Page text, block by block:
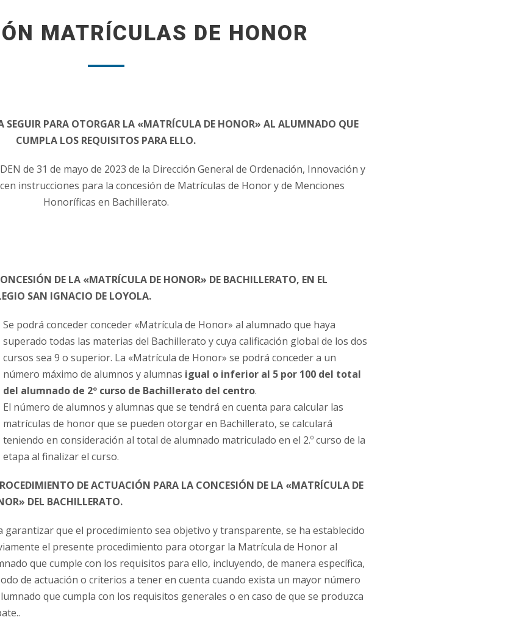
MATRÍCULAS DE HONOR
SEGUIR PARA OTORGAR LA «MATRÍCULA DE HONOR» AL ALUMNADO QUE
CUMPLA LOS REQUISITOS PARA ELLO.
de 31 de mayo de 2023 de la Dirección General de Ordenación, Innovación y
instrucciones para la concesión de Matrículas de Honor y de Menciones
Honoríficas en Bachillerato.
DE LA «MATRÍCULA DE HONOR» DE BACHILLERATO, EN EL
SAN IGNACIO DE LOYOLA.
Se podrá conceder conceder «Matrícula de Honor» al alumnado que haya
superado todas las materias del Bachillerato y cuya calificación global de los dos
cursos sea 9 o superior. La «Matrícula de Honor» se podrá conceder a un
número máximo de alumnos y alumnas igual o inferior al 5 por 100 del total
del alumnado de 2º curso de Bachillerato del centro.
El número de alumnos y alumnas que se tendrá en cuenta para calcular las
matrículas de honor que se pueden otorgar en Bachillerato, se calculará
teniendo en consideración al total de alumnado matriculado en el 2.º curso de la
etapa al finalizar el curso.
DE ACTUACIÓN PARA LA CONCESIÓN DE LA «MATRÍCULA DE
DEL BACHILLERATO.
garantizar que el procedimiento sea objetivo y transparente, se ha establecido
el presente procedimiento para otorgar la Matrícula de Honor al
que cumple con los requisitos para ello, incluyendo, de manera específica,
de actuación o criterios a tener en cuenta cuando exista un mayor número
que cumpla con los requisitos generales o en caso de que se produzca